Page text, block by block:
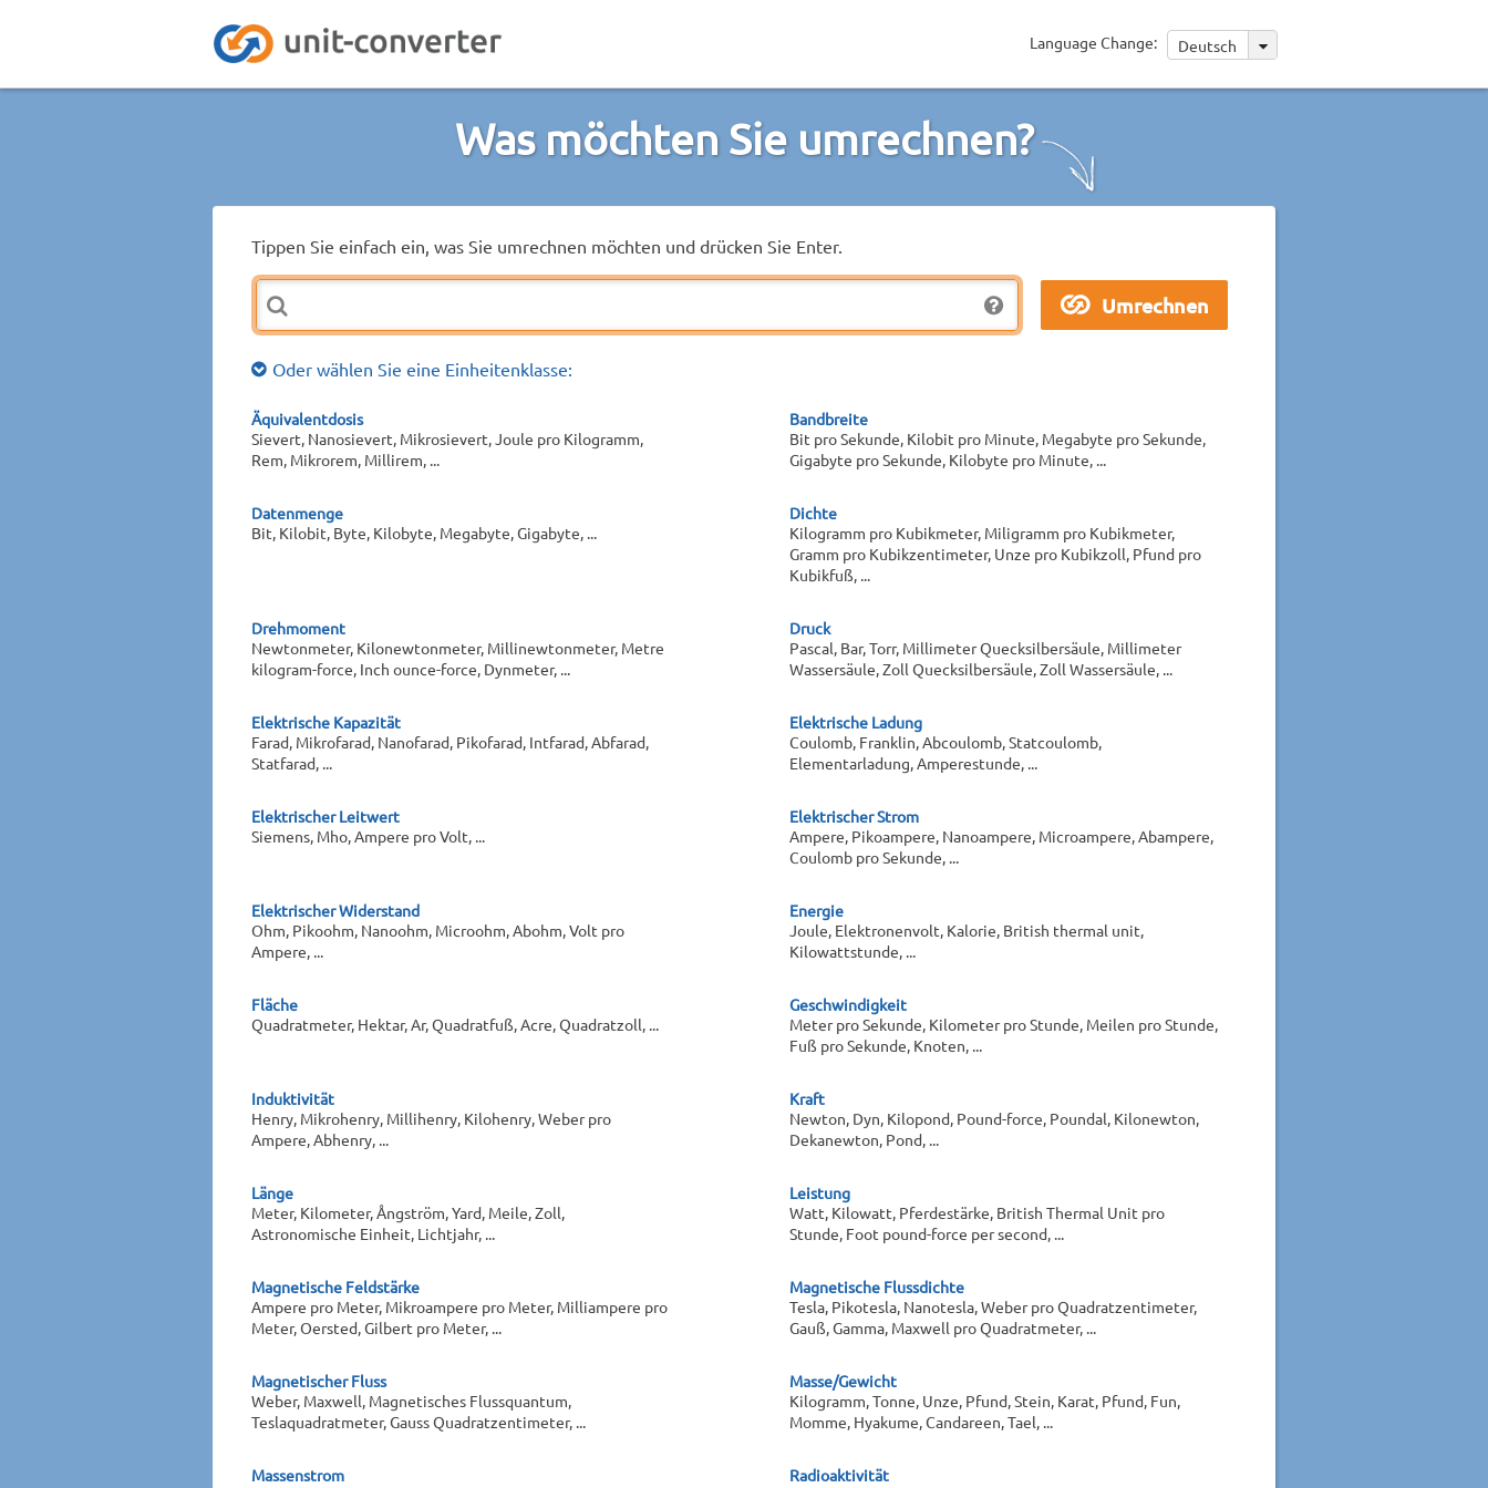
Language Change: Deutsch
Was möchten Sie umrechnen?
Tippen Sie einfach ein, was Sie umrechnen möchten und drücken Sie Enter.
Oder wählen Sie eine Einheitenklasse:
Äquivalentdosis
Sievert, Nanosievert, Mikrosievert, Joule pro Kilogramm,
Rem, Mikrorem, Millirem, ...
Bandbreite
Bit pro Sekunde, Kilobit pro Minute, Megabyte pro Sekunde,
Gigabyte pro Sekunde, Kilobyte pro Minute, ...
Datenmenge
Bit, Kilobit, Byte, Kilobyte, Megabyte, Gigabyte, ...
Dichte
Kilogramm pro Kubikmeter, Miligramm pro Kubikmeter,
Gramm pro Kubikzentimeter, Unze pro Kubikzoll, Pfund pro
Kubikfuß, ...
Drehmoment
Newtonmeter, Kilonewtonmeter, Millinewtonmeter, Metre
kilogram-force, Inch ounce-force, Dynmeter, ...
Druck
Pascal, Bar, Torr, Millimeter Quecksilbersäule, Millimeter
Wassersäule, Zoll Quecksilbersäule, Zoll Wassersäule, ...
Elektrische Kapazität
Farad, Mikrofarad, Nanofarad, Pikofarad, Intfarad, Abfarad,
Statfarad, ...
Elektrische Ladung
Coulomb, Franklin, Abcoulomb, Statcoulomb,
Elementarladung, Amperestunde, ...
Elektrischer Leitwert
Siemens, Mho, Ampere pro Volt, ...
Elektrischer Strom
Ampere, Pikoampere, Nanoampere, Microampere, Abampere,
Coulomb pro Sekunde, ...
Elektrischer Widerstand
Ohm, Pikoohm, Nanoohm, Microohm, Abohm, Volt pro
Ampere, ...
Energie
Joule, Elektronenvolt, Kalorie, British thermal unit,
Kilowattstunde, ...
Fläche
Quadratmeter, Hektar, Ar, Quadratfuß, Acre, Quadratzoll, ...
Geschwindigkeit
Meter pro Sekunde, Kilometer pro Stunde, Meilen pro Stunde,
Fuß pro Sekunde, Knoten, ...
Induktivität
Henry, Mikrohenry, Millihenry, Kilohenry, Weber pro
Ampere, Abhenry, ...
Kraft
Newton, Dyn, Kilopond, Pound-force, Poundal, Kilonewton,
Dekanewton, Pond, ...
Länge
Meter, Kilometer, Ångström, Yard, Meile, Zoll,
Astronomische Einheit, Lichtjahr, ...
Leistung
Watt, Kilowatt, Pferdestärke, British Thermal Unit pro
Stunde, Foot pound-force per second, ...
Magnetische Feldstärke
Ampere pro Meter, Mikroampere pro Meter, Milliampere pro
Meter, Oersted, Gilbert pro Meter, ...
Magnetische Flussdichte
Tesla, Pikotesla, Nanotesla, Weber pro Quadratzentimeter,
Gauß, Gamma, Maxwell pro Quadratmeter, ...
Magnetischer Fluss
Weber, Maxwell, Magnetisches Flussquantum,
Teslaquadratmeter, Gauss Quadratzentimeter, ...
Masse/Gewicht
Kilogramm, Tonne, Unze, Pfund, Stein, Karat, Pfund, Fun,
Momme, Hyakume, Candareen, Tael, ...
Massenstrom
Radioaktivität